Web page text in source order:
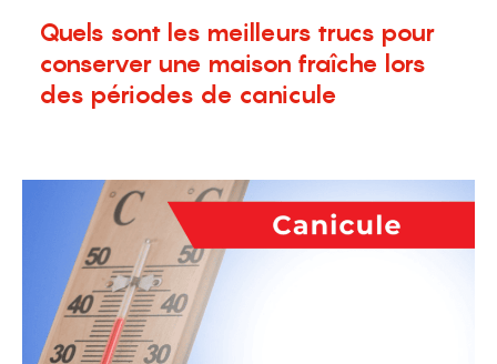
Quels sont les meilleurs trucs pour
conserver une maison fraîche lors
des périodes de canicule